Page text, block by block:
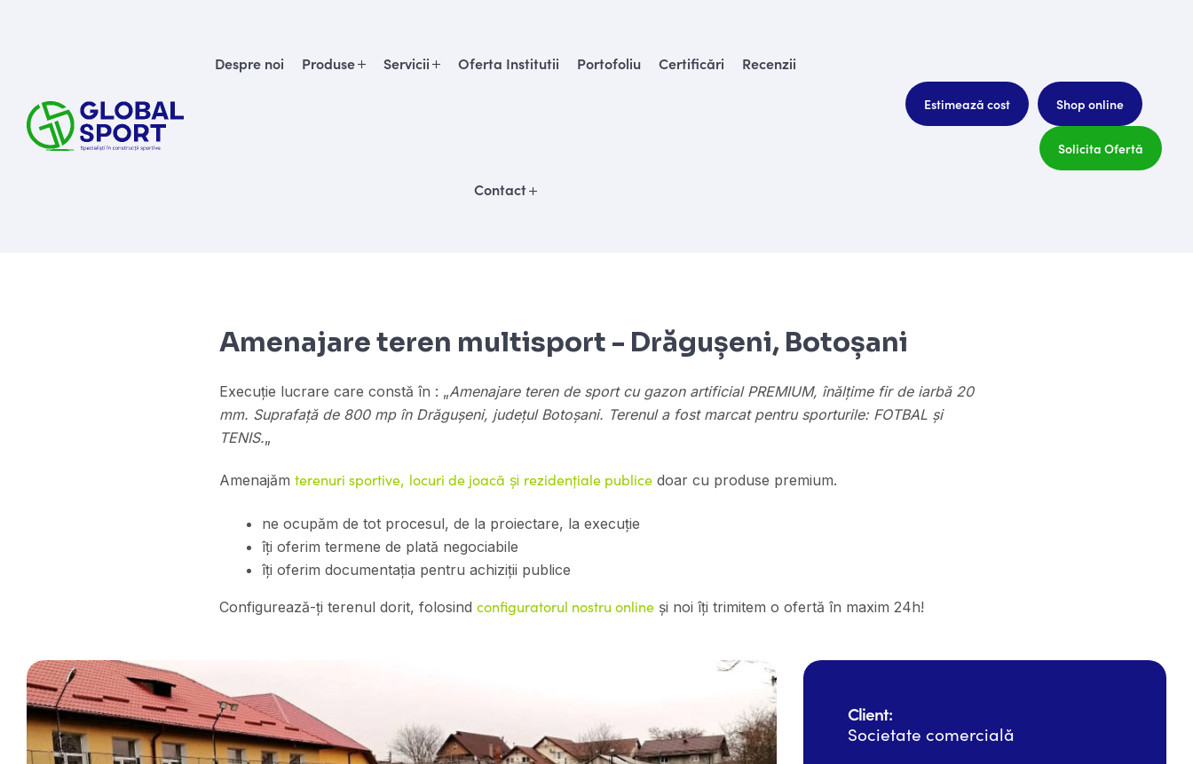
Despre noi Produse Servicii Oferta Institutii Portofoliu Certificări Recenzii
Contact
Estimează cost Shop online
Solicita Ofertă
Amenajare teren multisport - Drăgușeni, Botoșani
Execuție lucrare care constă în : „Amenajare teren de sport cu gazon artificial PREMIUM, înălțime fir de iarbă 20
mm. Suprafață de 800 mp în Drăgușeni, județul Botoșani. Terenul a fost marcat pentru sporturile: FOTBAL și
TENIS.„
Amenajăm terenuri sportive, locuri de joacă și rezidențiale publice doar cu produse premium.
ne ocupăm de tot procesul, de la proiectare, la execuție
îți oferim termene de plată negociabile
îți oferim documentația pentru achiziții publice
Configurează-ți terenul dorit, folosind configuratorul nostru online și noi îți trimitem o ofertă în maxim 24h!
Client:
Societate comercială